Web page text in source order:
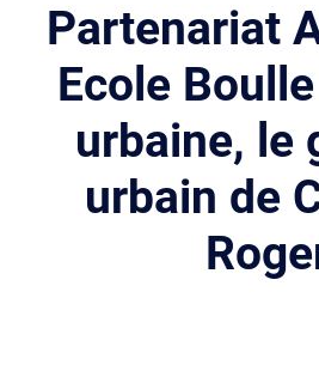
Partenariat
Ecole
urbaine, le
urbain de